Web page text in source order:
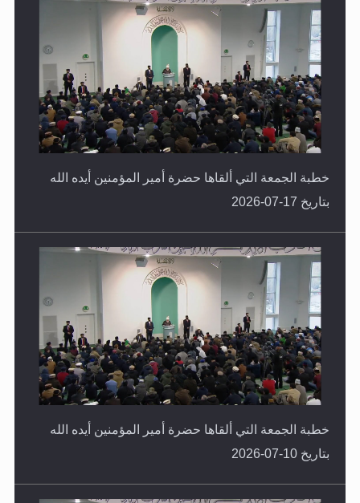
خطبة الجمعة التي ألقاها حضرة أمير المؤمنين أيده الله
بتاريخ 17-07-2026
خطبة الجمعة التي ألقاها حضرة أمير المؤمنين أيده الله
بتاريخ 10-07-2026